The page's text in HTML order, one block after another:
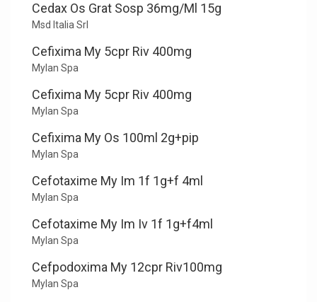
Cedax Os Grat Sosp 36mg/Ml 15g
Msd Italia Srl
Cefixima My 5cpr Riv 400mg
Mylan Spa
Cefixima My 5cpr Riv 400mg
Mylan Spa
Cefixima My Os 100ml 2g+pip
Mylan Spa
Cefotaxime My Im 1f 1g+f 4ml
Mylan Spa
Cefotaxime My Im Iv 1f 1g+f4ml
Mylan Spa
Cefpodoxima My 12cpr Riv100mg
Mylan Spa